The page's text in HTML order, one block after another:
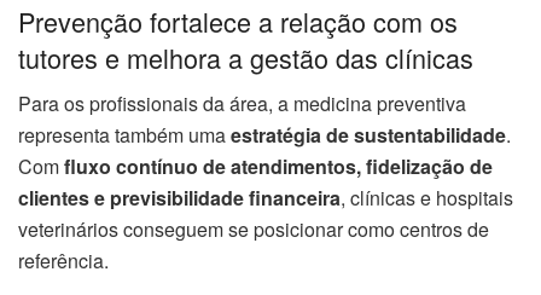
Prevenção fortalece a relação com os
tutores e melhora a gestão das clínicas
Para os profissionais da área, a medicina preventiva
representa também umaestratégia de sustentabilidade.
Comfluxo contínuo de atendimentos, fidelização de
clientes e previsibilidade financeira, clínicas e hospitais
veterinários conseguem se posicionar como centros de
referência.